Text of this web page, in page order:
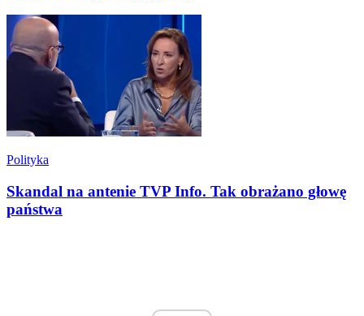
Polityka
Skandal na antenie TVP Info. Tak obrażano głowę
państwa